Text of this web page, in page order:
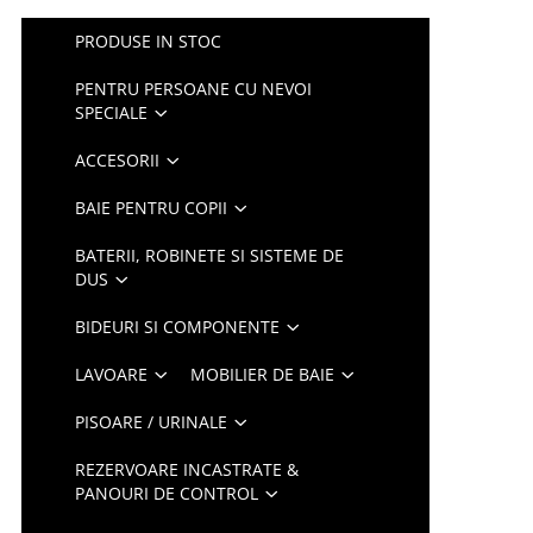
PRODUSE IN STOC
PENTRU PERSOANE CU NEVOI
SPECIALE
ACCESORII
BAIE PENTRU COPII
BATERII, ROBINETE SI SISTEME DE
DUS
BIDEURI SI COMPONENTE
LAVOARE MOBILIER DE BAIE
PISOARE / URINALE
REZERVOARE INCASTRATE &
PANOURI DE CONTROL